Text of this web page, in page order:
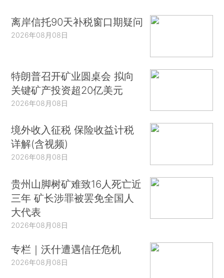
离岸信托90天补税窗口期疑问
2026年08月08日
特朗普召开矿业圆桌会 拟向
关键矿产投资超20亿美元
2026年08月08日
境外收入征税 保险收益计税
详解(含视频)
2026年08月08日
贵州山脚树矿难致16人死亡近
三年 矿长涉罪被罢免全国人
大代表
2026年08月08日
专栏｜沃什遭遇信任危机
2026年08月08日